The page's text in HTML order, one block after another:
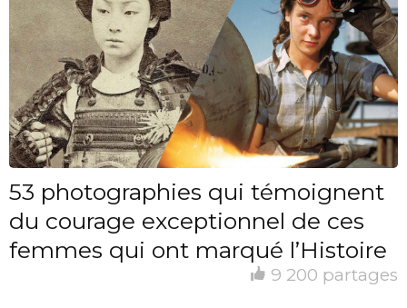
53 photographies qui témoignent
du courage exceptionnel de ces
femmes qui ont marqué l’Histoire
9 200 partages